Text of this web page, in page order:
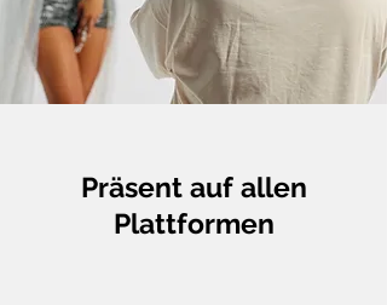
Präsent auf allen
Plattformen